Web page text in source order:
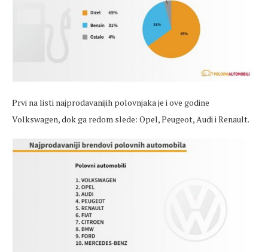
Prvi na listi najprodavanijih polovnjaka je i ove godine
Volkswagen, dok ga redom slede: Opel, Peugeot, Audi i Renault.